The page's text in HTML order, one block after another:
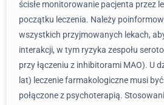
ścisłe monitorowanie pacjenta przez
początku leczenia. Należy
wszystkich przyjmowanych lekach,
interakcji, w tym ryzyka zespołu
przy łączeniu z inhibitorami MAO). U
lat) leczenie farmakologiczne musi
połączone z psychoterapią.